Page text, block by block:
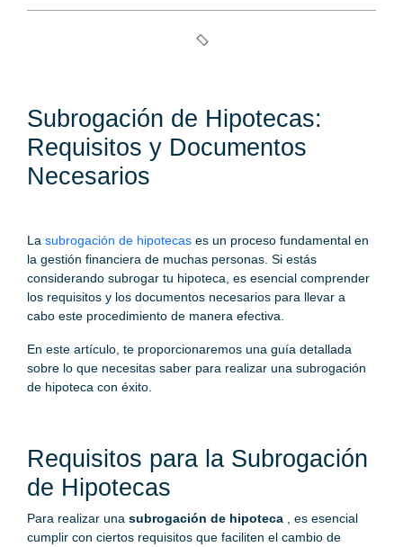
Subrogación de Hipotecas:
Requisitos y Documentos
Necesarios
La subrogación de hipotecas es un proceso fundamental en
la gestión financiera de muchas personas. Si estás
considerando subrogar tu hipoteca, es esencial comprender
los requisitos y los documentos necesarios para llevar a
cabo este procedimiento de manera efectiva.
En este artículo, te proporcionaremos una guía detallada
sobre lo que necesitas saber para realizar una subrogación
de hipoteca con éxito.
Requisitos para la Subrogación
de Hipotecas
Para realizar una subrogación de hipoteca , es esencial
cumplir con ciertos requisitos que faciliten el cambio de